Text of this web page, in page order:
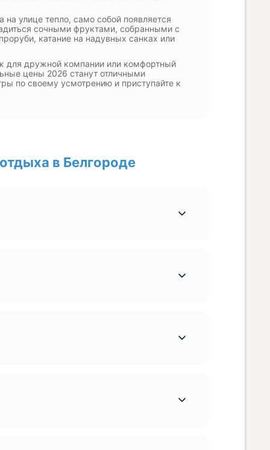
улице тепло, само собой появляется
сочными фруктами, собранными с
катание на надувных санках или
для дружной компании или комфортный
цены 2026 станут отличными
по своему усмотрению и приступайте к
в Белгороде